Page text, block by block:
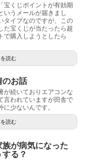
宝くじポイントが有効期
いうメールが届きまし
タイプなのですが、この
た宝くじが当たったら超
で購入しようとしたら
読む
のお話
が続いておりエアコンな
言われていますが田舎で
少ないんです。
読む
が病気になった
る？